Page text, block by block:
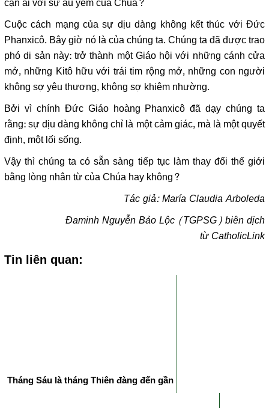
Cuộc cách mạng của sự dịu dàng không kết thúc với Đức
Phanxicô. Bây giờ nó là của chúng ta. Chúng ta đã được trao
phó di sản này: trở thành một Giáo hội với những cánh cửa
mở, những Kitô hữu với trái tim rộng mở, những con người
không sợ yêu thương, không sợ khiêm nhường.
Bởi vì chính Đức Giáo hoàng Phanxicô đã dạy chúng ta
rằng: sự dịu dàng không chỉ là một cảm giác, mà là một quyết
định, một lối sống.
Vậy thì chúng ta có sẵn sàng tiếp tục làm thay đổi thế giới
bằng lòng nhân từ của Chúa hay không?
Tác giả: María Claudia Arboleda
Đaminh Nguyễn Bảo Lộc (TGPSG) biên dịch
từCatholicLink
Tin liên quan:
Tháng Sáu là tháng Thiên đàng đến gần